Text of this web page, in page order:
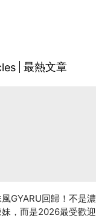
最熱文章
GYARU回歸！不是濃
，而是2026最受歡迎